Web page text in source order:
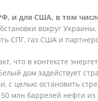
и для США, в том
вокруг
СПГ, газ США и
что в контексте
дом задействует
с целью остановить
млн баррелей нефти из